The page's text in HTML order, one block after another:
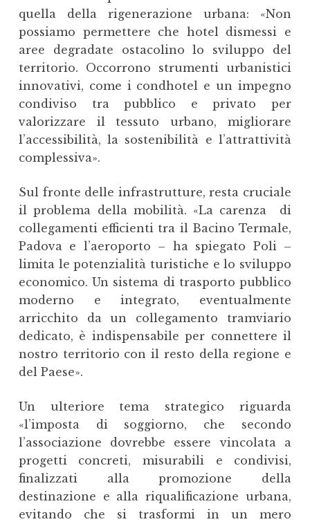
quella della rigenerazione urbana: «Non
possiamo permettere che hotel dismessi e
aree degradate ostacolino lo sviluppo del
territorio. Occorrono strumenti urbanistici
innovativi, come i condhotel e un impegno
condiviso tra pubblico e privato per
valorizzare il tessuto urbano, migliorare
l’accessibilità, la sostenibilità e l’attrattività
complessiva».
Sul fronte delle infrastrutture, resta cruciale
il problema della mobilità. «La carenza di
collegamenti efficienti tra il Bacino Termale,
Padova e l’aeroporto – ha spiegato Poli –
limita le potenzialità turistiche e lo sviluppo
economico. Un sistema di trasporto pubblico
moderno e integrato, eventualmente
arricchito da un collegamento tramviario
dedicato, è indispensabile per connettere il
nostro territorio con il resto della regione e
del Paese».
Un ulteriore tema strategico riguarda
«l’imposta di soggiorno, che secondo
l’associazione dovrebbe essere vincolata a
progetti concreti, misurabili e condivisi,
finalizzati alla promozione della
destinazione e alla riqualificazione urbana,
evitando che si trasformi in un mero